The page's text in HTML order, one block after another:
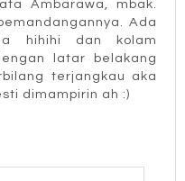
Ambarawa, mbak.
Ada
hihihi dan kolam
latar belakang
terjangkau aka
dimampirin ah :)